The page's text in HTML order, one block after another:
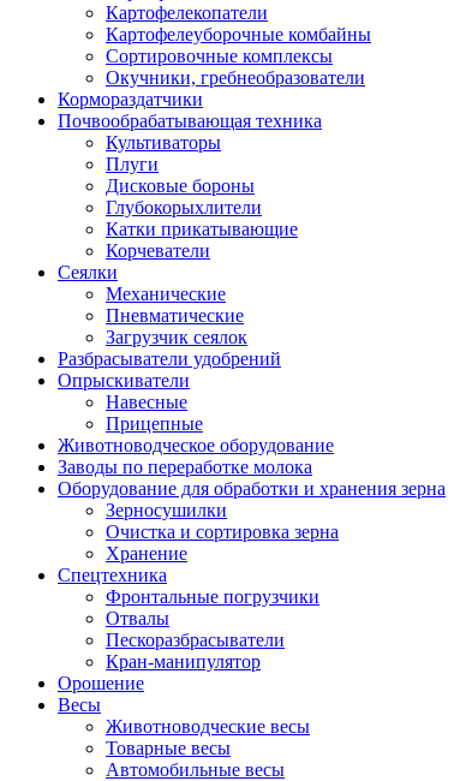
Картофелекопатели
Картофелеуборочные комбайны
Сортировочные комплексы
Окучники, гребнеобразователи
Кормораздатчики
Почвообрабатывающая техника
Культиваторы
Плуги
Дисковые бороны
Глубокорыхлители
Катки прикатывающие
Корчеватели
Сеялки
Механические
Пневматические
Загрузчик сеялок
Разбрасыватели удобрений
Опрыскиватели
Навесные
Прицепные
Животноводческое оборудование
Заводы по переработке молока
Оборудование для обработки и хранения зерна
Зерносушилки
Очистка и сортировка зерна
Хранение
Спецтехника
Фронтальные погрузчики
Отвалы
Пескоразбрасыватели
Кран-манипулятор
Орошение
Весы
Животноводческие весы
Товарные весы
Автомобильные весы